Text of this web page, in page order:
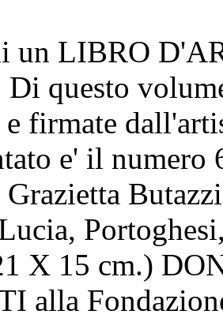
un LIBRO
questo
e firmate
e' il
X 15 cm.)
alla